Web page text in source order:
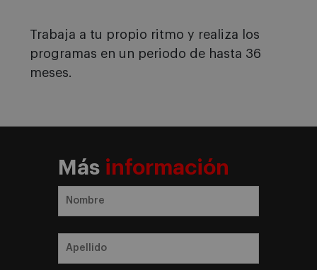
Trabaja a tu propio ritmo y realiza los
programas en un periodo de hasta 36
meses.
Más información